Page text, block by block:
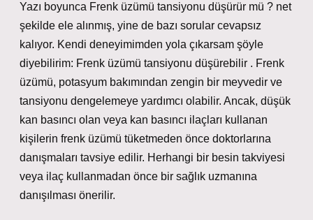
Yazı boyunca Frenk üzümü tansiyonu düşürür mü ? net
şekilde ele alınmış, yine de bazı sorular cevapsız
kalıyor. Kendi deneyimimden yola çıkarsam şöyle
diyebilirim: Frenk üzümü tansiyonu düşürebilir . Frenk
üzümü, potasyum bakımından zengin bir meyvedir ve
tansiyonu dengelemeye yardımcı olabilir. Ancak, düşük
kan basıncı olan veya kan basıncı ilaçları kullanan
kişilerin frenk üzümü tüketmeden önce doktorlarına
danışmaları tavsiye edilir. Herhangi bir besin takviyesi
veya ilaç kullanmadan önce bir sağlık uzmanına
danışılması önerilir.